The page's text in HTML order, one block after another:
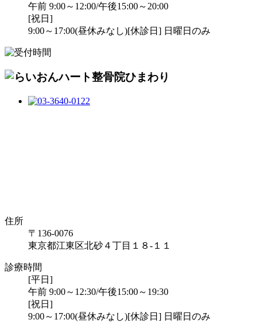
午前 9:00～12:00/午後15:00～20:00
[祝日]
9:00～17:00(昼休みなし)[休診日] 日曜日のみ
住所
〒136-0076
東京都江東区北砂４丁目１８-１１
診療時間
[平日]
午前 9:00～12:30/午後15:00～19:30
[祝日]
9:00～17:00(昼休みなし)[休診日] 日曜日のみ